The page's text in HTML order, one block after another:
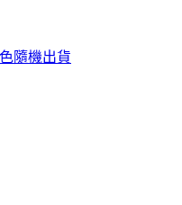
隨機出貨